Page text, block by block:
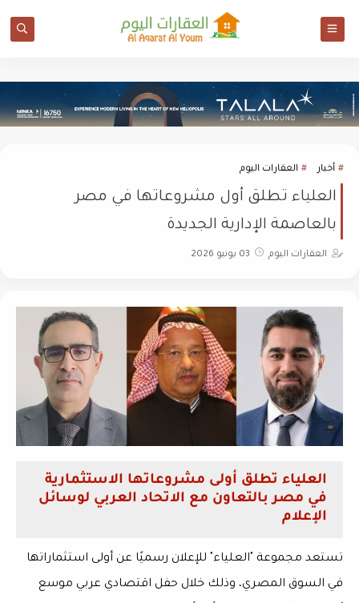
أخبار العقارات اليوم
العلياء تطلق أول مشروعاتها في مصر
بالعاصمة الإدارية الجديدة
العقارات اليوم 03 يونيو 2026
العلياء تطلق أولى مشروعاتها الاستثمارية
في مصر بالتعاون مع الاتحاد العربي لوسائل
الإعلام
تستعد مجموعة "العلياء" للإعلان رسميًا عن أولى استثماراتها
في السوق المصري، وذلك خلال حفل اقتصادي عربي موسع